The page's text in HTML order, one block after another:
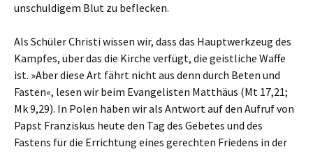
unschuldigem Blut zu beflecken.
Als Schüler Christi wissen wir, dass das Hauptwerkzeug des
Kampfes, über das die Kirche verfügt, die geistliche Waffe
ist. »Aber diese Art fährt nicht aus denn durch Beten und
Fasten«, lesen wir beim Evangelisten Matthäus (Mt 17,21;
Mk 9,29). In Polen haben wir als Antwort auf den Aufruf von
Papst Franziskus heute den Tag des Gebetes und des
Fastens für die Errichtung eines gerechten Friedens in der